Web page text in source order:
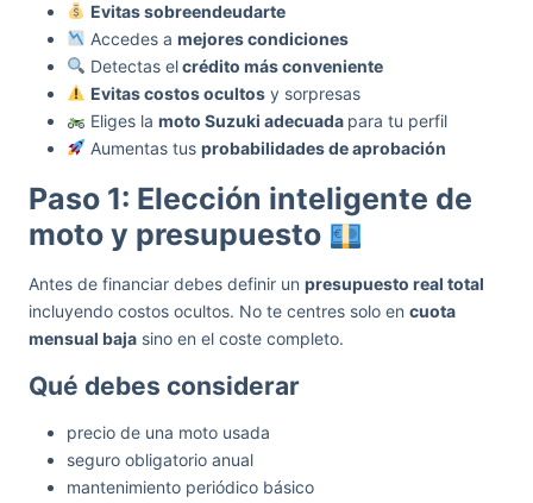
Evitas sobreendeudarte
Accedes a mejores condiciones
Detectas elcrédito más conveniente
Evitas costos ocultosy sorpresas
Eliges la moto Suzuki adecuada para tu perfil
Aumentas tus probabilidades de aprobación
Paso 1: Elección inteligente de
moto y presupuesto
Antes de financiar debes definir un presupuesto real total
incluyendo costos ocultos. No te centres solo en cuota
mensual baja sino en el coste completo.
Qué debes considerar
precio de una moto usada
seguro obligatorio anual
mantenimiento periódico básico